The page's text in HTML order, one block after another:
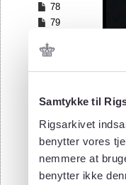
Samtykke til
Rigsarkivet
benytter vores
nemmere at
benytter ikke
78
79
81
82
84
86
87
88
89